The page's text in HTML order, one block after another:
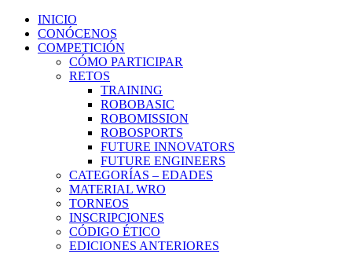
INICIO
CONÓCENOS
COMPETICIÓN
CÓMO PARTICIPAR
RETOS
TRAINING
ROBOBASIC
ROBOMISSION
ROBOSPORTS
FUTURE INNOVATORS
FUTURE ENGINEERS
CATEGORÍAS – EDADES
MATERIAL WRO
TORNEOS
INSCRIPCIONES
CÓDIGO ÉTICO
EDICIONES ANTERIORES